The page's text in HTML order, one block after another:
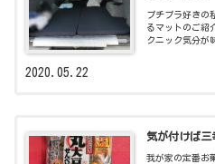
プチプラ好きの
るマットのご紹
クニック気分が
2020.05.22
気が付けば三
我が家の定番お